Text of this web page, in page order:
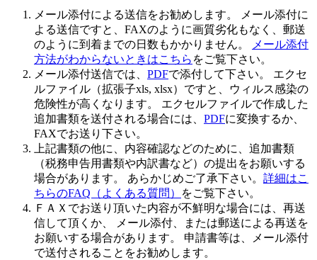
メール添付による送信をお勧めします。 メール添付に
よる送信ですと、FAXのように画質劣化もなく、郵送
のように到着までの日数もかかりません。
メール添付
方法がわからないときはこちら をご覧下さい。
メール添付送信では、 PDFで添付して下さい。 エクセ
ルファイル（拡張子xls, xlsx）ですと、ウィルス感染の
危険性が高くなります。 エクセルファイルで作成した
追加書類を送付される場合には、 PDFに変換するか、
FAXでお送り下さい。
上記書類の他に、内容確認などのために、追加書類
（税務申告用書類や内訳書など）の提出をお願いする
場合があります。 あらかじめご了承下さい。 詳細はこ
ちらのFAQ（よくある質問）
をご覧下さい。
ＦＡＸでお送り頂いた内容が不鮮明な場合には、再送
信して頂くか、 メール添付、または郵送による再送を
お願いする場合があります。 申請書等は、
メール添付
で送付されることをお勧めします。